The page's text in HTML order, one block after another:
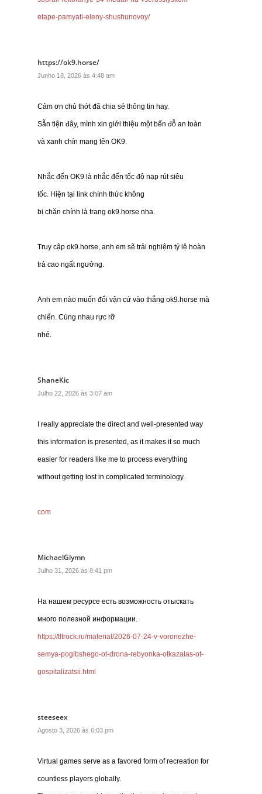
etape-pamyati-eleny-shushunovoy/
https://ok9.horse/
Junho 18, 2026 às 4:48 am
Cảm ơn chủ thớt đã chia sẻ thông tin hay.
Sẵn tiện đây, mình xin giới thiệu một bến đỗ an toàn
và xanh chín mang tên OK9.
Nhắc đến OK9 là nhắc đến tốc độ nạp rút siêu
tốc. Hiện tại link chính thức không
bị chặn chính là trang ok9.horse nha.
Truy cập ok9.horse, anh em sẽ trải nghiệm tỷ lệ hoàn
trả cao ngất ngưởng.
Anh em nào muốn đổi vận cứ vào thẳng ok9.horse mà
chiến. Cùng nhau rực rỡ
nhé.
ShaneKic
Julho 22, 2026 às 3:07 am
I really appreciate the direct and well-presented way
this information is presented, as it makes it so much
easier for readers like me to process everything
without getting lost in complicated terminology.
com
MichaelGlymn
Julho 31, 2026 às 8:41 pm
На нашем ресурсе есть возможность отыскать
много полезной информации.
https://tltrock.ru/material/2026-07-24-v-voronezhe-
semya-pogibshego-ot-drona-rebyonka-otkazalas-ot-
gospitalizatsii.html
steeseex
Agosto 3, 2026 às 6:03 pm
Virtual games serve as a favored form of recreation for
countless players globally.